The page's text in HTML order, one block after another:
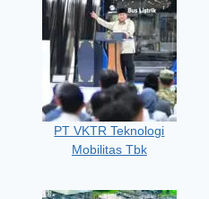
PT VKTR Teknologi
Mobilitas Tbk